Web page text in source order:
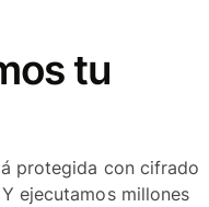
tu
protegida con cifrado
ejecutamos millones